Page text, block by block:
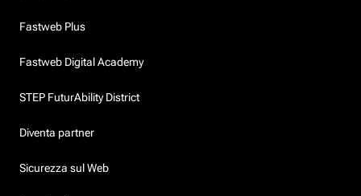
Fastweb Plus
Fastweb Digital Academy
STEP FuturAbility District
Diventa partner
Sicurezza sul Web